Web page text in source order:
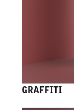
GRAFFITI